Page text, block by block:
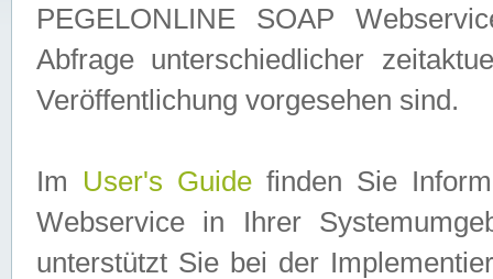
PEGELONLINE SOAP
Abfrage unterschiedlicher
Veröffentlichung vorgesehen sind.
Im User's Guidefinden Sie
Webservice in Ihrer
unterstützt Sie bei der